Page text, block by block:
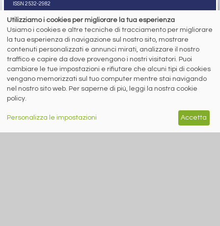
ISSN 2532-2982
Sede sociale: Flero (Brescia) Via Don Milani 5
T. +39 030 254 00 06
Copyright siderweb spa sb
Privacy policy
Cookie policy
Digital Services Act Policy
MENU
NEWS
SOCIAL NETWORK
Utilizziamo i cookies per migliorare la tua esperienza
Usiamo i cookies e altre tecniche di tracciamento per migliorare
la tua esperienza di navigazione sul nostro sito, mostrare
contenuti personalizzati e annunci mirati, analizzare il nostro
traffico e capire da dove provengono i nostri visitatori. Puoi
cambiare le tue impostazioni e rifiutare che alcuni tipi di cookies
vengano memorizzati sul tuo computer mentre stai navigando
nel nostro sito web. Per saperne di più, leggi la nostra cookie
policy.
Personalizza le impostazioni Accetta